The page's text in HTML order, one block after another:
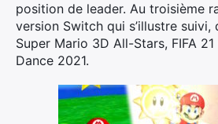
position de leader. Au troisième
version Switch qui s’illustre suivi,
Super Mario 3D All-Stars, FIFA
Dance 2021.